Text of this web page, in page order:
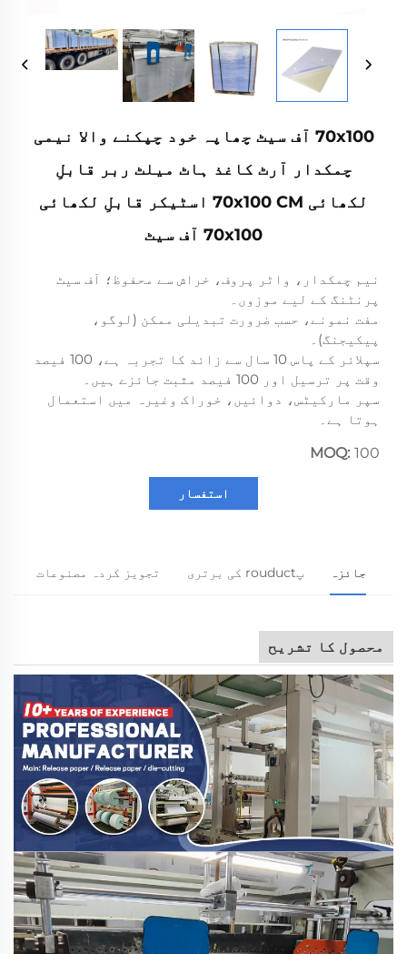
70x100 آف سیٹ چھاپہ خود چپکنے والا نیمی
چمکدار آرٹ کاغذ ہاٹ میلٹ ربر قابلِ
لکھائی 70x100 CM اسٹیکر قابلِ لکھائی
70x100 آف سیٹ
نیم چمکدار، واٹر پروف، خراش سے محفوظ؛ آف سیٹ
پرنٹنگ کے لیے موزوں۔
مفت نمونے، حسب ضرورت تبدیلی ممکن (لوگو،
پیکیجنگ)۔
سپلائر کے پاس 10 سال سے زائد کا تجربہ ہے، 100 فیصد
وقت پر ترسیل اور 100 فیصد مثبت جائزے ہیں۔
سپر مارکیٹس، دوائیں، خوراک وغیرہ میں استعمال
ہوتا ہے۔
MOQ: 100
استفسار
جائزہ پrouduct کی برتری تجویز کردہ مصنوعات
محصول کا تشریح